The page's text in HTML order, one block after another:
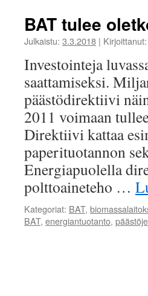
BAT tulee
Julkaistu: 3.3.2018 | Kirjoittanut:
Investointeja
saattamiseksi.
päästödirektiivi
2011 voimaan
Direktiivi kattaa
paperituotannon
Energiapuolella
polttoaineteho …
Kategoriat: BAT,
BAT, energiantuotanto,